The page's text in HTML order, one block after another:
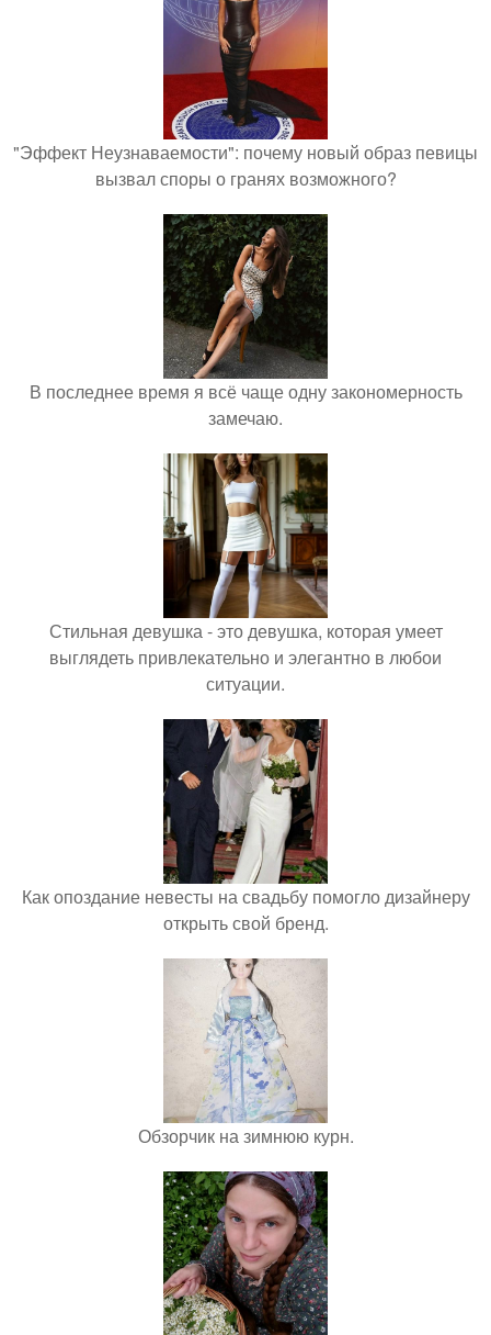
"Эффект Неузнаваемости": почему новый образ певицы
вызвал споры о гранях возможного?
В последнее время я всё чаще одну закономерность
замечаю.
Стильная девушка - это девушка, которая умеет
выглядеть привлекательно и элегантно в любои
ситуации.
Как опоздание невесты на свадьбу помогло дизайнеру
открыть свой бренд.
Обзорчик на зимнюю курн.